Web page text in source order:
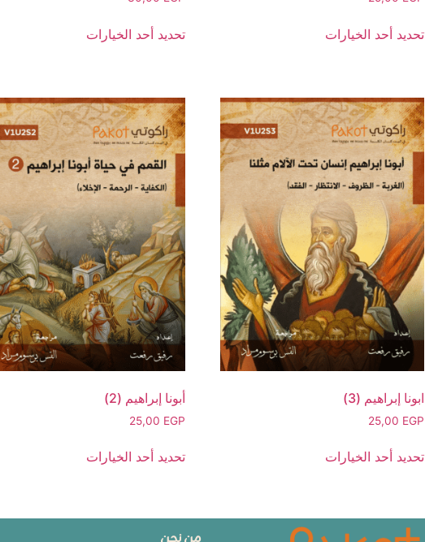
تحديد أحد الخيارات تحديد أحد الخيارات
ابونا إبراهيم (3)
25,00 EGP
تحديد أحد الخيارات
أبونا إبراهيم (2)
25,00 EGP
تحديد أحد الخيارات